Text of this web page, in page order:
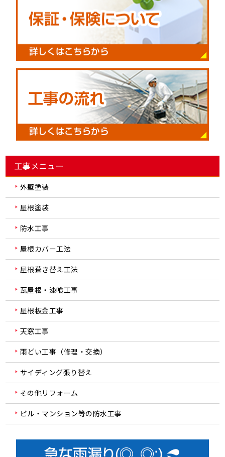
工事メニュー
外壁塗装
屋根塗装
防水工事
屋根カバー工法
屋根葺き替え工法
瓦屋根・漆喰工事
屋根板金工事
天窓工事
雨どい工事（修理・交換）
サイディング張り替え
その他リフォーム
ビル・マンション等の防水工事